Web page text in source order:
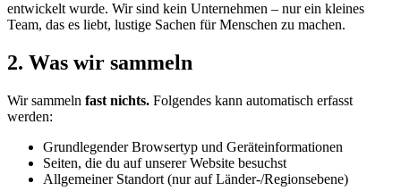
entwickelt wurde. Wir sind kein Unternehmen – nur ein kleines
Team, das es liebt, lustige Sachen für Menschen zu machen.
2. Was wir sammeln
Wir sammeln fast nichts. Folgendes kann automatisch erfasst
werden:
Grundlegender Browsertyp und Geräteinformationen
Seiten, die du auf unserer Website besuchst
Allgemeiner Standort (nur auf Länder-/Regionsebene)